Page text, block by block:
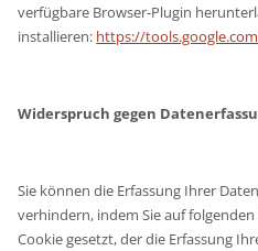
verfügbare Browser-Plugin
installieren: https://
Widerspruch gegen
Sie können die Erfassung Ihrer
verhindern, indem Sie auf
Cookie gesetzt, der die Erfassung